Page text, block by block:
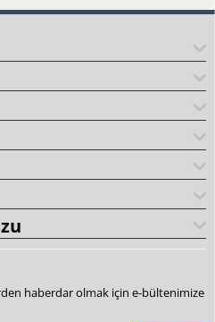
haberdar olmak için e-bültenimize